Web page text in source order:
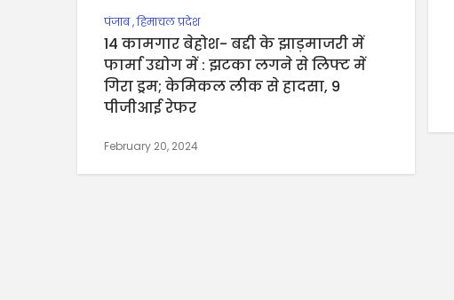
पंजाब,हिमाचल प्रदेश
14 कामगार बेहोश- बद्दी के झाड़माजरी में
फार्मा उद्योग में : झटका लगने से लिफ्ट में
गिरा ड्रम; केमिकल लीक से हादसा, 9
पीजीआई रेफर
February 20, 2024